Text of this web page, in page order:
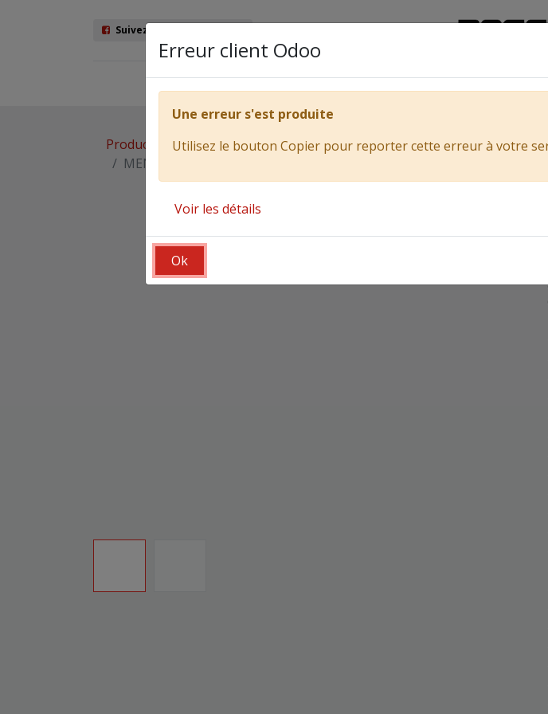
Suivez nous sur Facebook
Véhicules Marques Services
Products VÉHICULES CONFIGURATEUR
Semi-remorque
MENCI SA700R 720 acier, hayon B (Basculante), 26 m³ 7200 x 1640
Erreur client Odoo
Ok
Une erreur s'est produite
Utilisez le bouton Copier pour reporter cette erreur à votre
Voir les détails